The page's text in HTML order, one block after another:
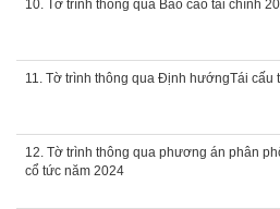
10. Tờ trình thông qua Báo cáo tài chính
11. Tờ trình thông qua Định hướngTái cấu
12. Tờ trình thông qua phương án phân
cổ tức năm 2024